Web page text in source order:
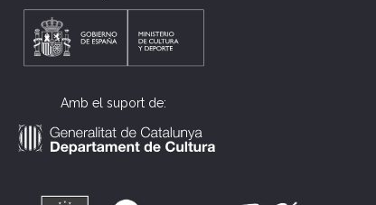
Amb el suport de: